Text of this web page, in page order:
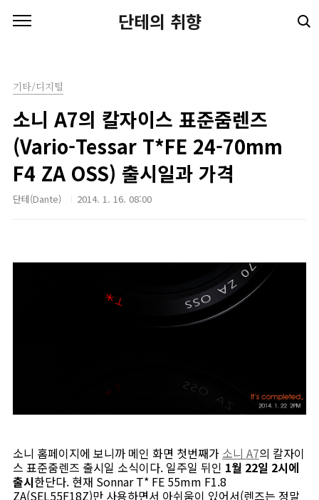
단테의 취향
기타/디지털
소니 A7의 칼자이스 표준줌렌즈
(Vario-Tessar T*FE 24-70mm
F4 ZA OSS) 출시일과 가격
단테(Dante) 2014. 1. 16. 08:00
소니 홈페이지에 보니까 메인 화면 첫번째가 소니 A7의 칼자이
스 표준줌렌즈 출시일 소식이다. 일주일 뒤인 1월 22일 2시에
출시한단다. 현재 Sonnar T* FE 55mm F1.8
ZA(SEL55F18Z)만 사용하면서 아쉬움이 있어서(렌즈는 정말